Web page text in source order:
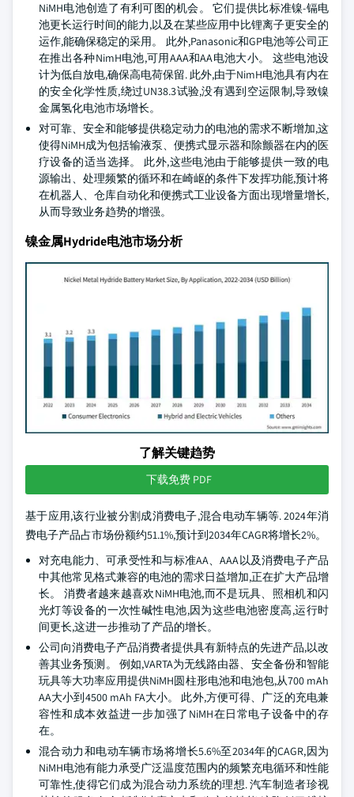
NiMH电池创造了有利可图的机会。 它们提供比标准镍-镉电
池更长运行时间的能力,以及在某些应用中比锂离子更安全的
运作,能确保稳定的采用。 此外,Panasonic和GP电池等公司正
在推出各种NimH电池,可用AAA和AA电池大小。 这些电池设
计为低自放电,确保高电荷保留. 此外,由于NimH电池具有内在
的安全化学性质,绕过UN38.3试验,没有遇到空运限制,导致镍
金属氢化电池市场增长。
对可靠、安全和能够提供稳定动力的电池的需求不断增加,这
使得NiMH成为包括输液泵、便携式显示器和除颤器在内的医
疗设备的适当选择。 此外,这些电池由于能够提供一致的电
源输出、处理频繁的循环和在崎岖的条件下发挥功能,预计将
在机器人、仓库自动化和便携式工业设备方面出现增量增长,
从而导致业务趋势的增强。
镍金属Hydride电池市场分析
了解关键趋势
下载免费 PDF
基于应用,该行业被分割成消费电子,混合电动车辆等. 2024年消
费电子产品占市场份额约51.1%,预计到2034年CAGR将增长2%。
对充电能力、可承受性和与标准AA、AAA以及消费电子产品
中其他常见格式兼容的电池的需求日益增加,正在扩大产品增
长。 消费者越来越喜欢NiMH电池,而不是玩具、照相机和闪
光灯等设备的一次性碱性电池,因为这些电池密度高,运行时
间更长,这进一步推动了产品的增长。
公司向消费电子产品消费者提供具有新特点的先进产品,以改
善其业务预测。 例如,VARTA为无线路由器、安全备份和智能
玩具等大功率应用提供NiMH圆柱形电池和电池包,从700 mAh
AA大小到4500 mAh FA大小。 此外,方便可得、广泛的充电兼
容性和成本效益进一步加强了NiMH在日常电子设备中的存
在。
混合动力和电动车辆市场将增长5.6%至2034年的CAGR,因为
NiMH电池有能力承受广泛温度范围内的频繁充电循环和性能
可靠性,使得它们成为混合动力系统的理想. 汽车制造者珍视